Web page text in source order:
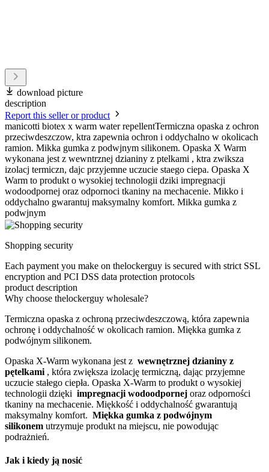
download picture
description
Report this seller or product
manicotti biotex x warm water repellentTermiczna opaska z ochron
przeciwdeszczow, ktra zapewnia ochron i oddychalno w okolicach
ramion. Mikka gumka z podwjnym silikonem. Opaska X Warm
wykonana jest z wewntrznej dzianiny z ptelkami , ktra zwiksza
izolacj termiczn, dajc przyjemne uczucie staego ciepa. Opaska X
Warm to produkt o wysokiej technologii dziki impregnacji
wodoodpornej oraz odpornoci tkaniny na mechacenie. Mikko i
oddychalno gwarantuj maksymalny komfort. Mikka gumka z
podwjnym
Shopping security
Each payment you make on thelockerguy is secured with strict SSL
encryption and PCI DSS data protection protocols
product description
Why choose thelockerguy wholesale?
Termiczna opaska z ochroną przeciwdeszczową, która zapewnia
ochronę i oddychalność w okolicach ramion. Miękka gumka z
podwójnym silikonem.
Opaska X-Warm wykonana jest z wewnętrznej dzianiny z
pętelkami , która zwiększa izolację termiczną, dając przyjemne
uczucie stałego ciepła. Opaska X-Warm to produkt o wysokiej
technologii dzięki impregnacji wodoodpornej oraz odporności
tkaniny na mechacenie. Miękkość i oddychalność gwarantują
maksymalny komfort. Miękka gumka z podwójnym
silikonem utrzymuje produkt na miejscu, nie powodując
podrażnień.
Jak i kiedy ją nosić